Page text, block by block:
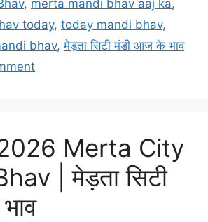
, merta mandi bhav aaj ka,
today, today mandi bhav,
bhav,मेड़ता सिटी मंडी आज के भाव
Merta City
| मेड़ता सिटी